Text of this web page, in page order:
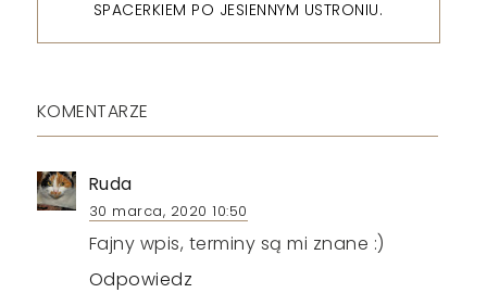
SPACERKIEM PO JESIENNYM USTRONIU.
KOMENTARZE
Ruda
30 marca, 2020 10:50
Fajny wpis, terminy są mi znane :)
Odpowiedz